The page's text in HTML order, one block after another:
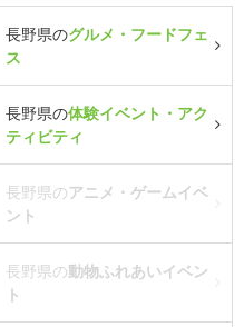
長野県のグルメ・フードフェ
ス
長野県の体験イベント・アク
ティビティ
長野県のアニメ・ゲームイベ
ント
長野県の動物ふれあいイベン
ト